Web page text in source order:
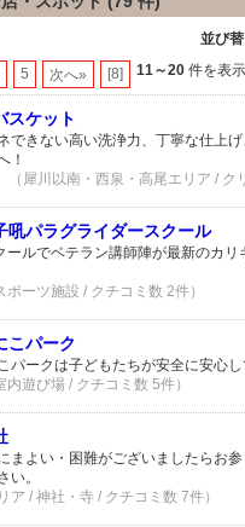
並び替
5 次へ» [8] 11～20 件を表
スケット
できない高い洗浄力、丁寧な仕上
！
（犀川以南・西泉・高尾エリア / ク
吼パラグライダースクール
ールでベテラン講師陣が最新のカ
ポーツ施設 / クチコミ数 2件）
こパーク
パークは子どもたちが安全に安心
内遊び場 / クチコミ数 5件）
まよい・困難がございましたらお
い。
ア / 神社・寺 / クチコミ数 7件）